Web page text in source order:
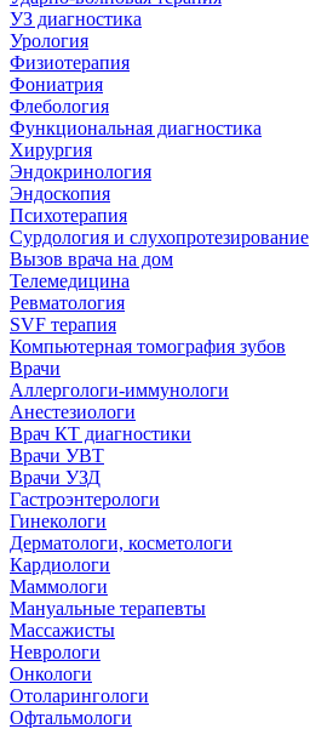
УЗ диагностика
Урология
Физиотерапия
Фониатрия
Флебология
Функциональная диагностика
Хирургия
Эндокринология
Эндоскопия
Психотерапия
Сурдология и слухопротезирование
Вызов врача на дом
Телемедицина
Ревматология
SVF терапия
Компьютерная томография зубов
Врачи
Аллергологи-иммунологи
Анестезиологи
Врач КТ диагностики
Врачи УВТ
Врачи УЗД
Гастроэнтерологи
Гинекологи
Дерматологи, косметологи
Кардиологи
Маммологи
Мануальные терапевты
Массажисты
Неврологи
Онкологи
Отоларингологи
Офтальмологи